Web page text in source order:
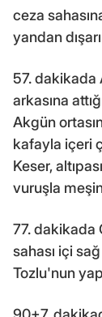
ceza
yandan dışarı
57. dakikada
arkasına
Akgün
kafayla içeri
Keser,
vuruşla
77. dakikada
sahası içi
Tozlu'nun